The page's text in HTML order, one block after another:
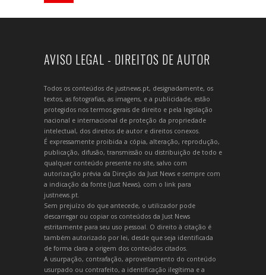
AVISO LEGAL - DIREITOS DE AUTOR
Todos os conteúdos de justnews.pt, designadamente, os
textos, as fotografias, as imagens, e a publicidade, estão
protegidos nos termos gerais de direito e pela legislação
nacional e internacional de proteção da propriedade
intelectual, dos direitos de autor e direitos conexos.
É expressamente proibida a cópia, alteração, reprodução,
publicação, difusão, transmissão ou distribuição de todo e
qualquer conteúdo presente no site, salvo com
autorização prévia da Direção da Just News e sempre com
a indicação da fonte (Just News), com o link para
justnews.pt.
Sem prejuízo do que antecede, o utilizador pode
descarregar ou copiar os conteúdos da Just News
estritamente para seu uso pessoal. O direito à citação é
também autorizado por lei, desde que seja identificada
de forma clara a origem dos conteúdos citados.
A usurpação, contrafação, aproveitamento do conteúdo
usurpado ou contrafeito, a identificação ilegítima e a